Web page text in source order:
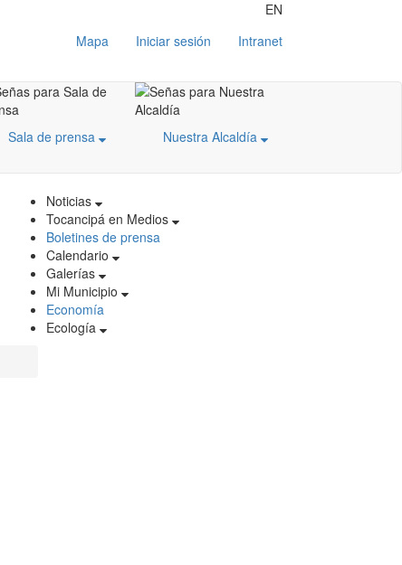
EN
Mapa
Iniciar sesión Intranet
Sala de prensa
Nuestra Alcaldía
Noticias
Tocancipá en Medios
Boletines de prensa
Calendario
Galerías
Mi Municipio
Economía
Ecología